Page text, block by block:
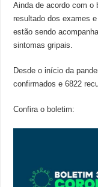
Ainda de acordo com o
resultado dos exames
estão sendo
sintomas gripais.
Desde o início da
confirmados e 6822
Confira o boletim: